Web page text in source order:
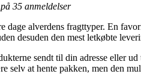
35 anmeldelser
alverdens fragttyper. En
desuden den mest letkøbte
sendt til din adresse eller
selv at hente pakken, men den